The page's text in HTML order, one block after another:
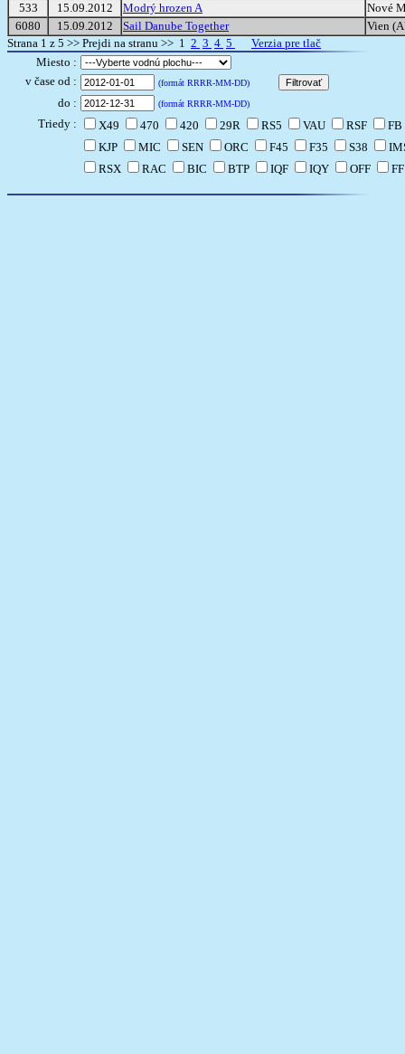
533
15.09.2012 Modrý hrozen A
Nové
6080
15.09.2012 Sail Danube Together
Vien
Strana 1 z 5 >> Prejdi na stranu >> 1 2 3 4 5
Verzia pre tlač
Miesto :
v čase od :
(formát RRRR-MM-DD)
do : (formát RRRR-MM-DD)
Triedy : X49 470 420 29R RS5 VAU RSF
FB
KJP
MIC SEN ORC F45 F35 S38
RSX
RAC BIC BTP IQF IQY OFF